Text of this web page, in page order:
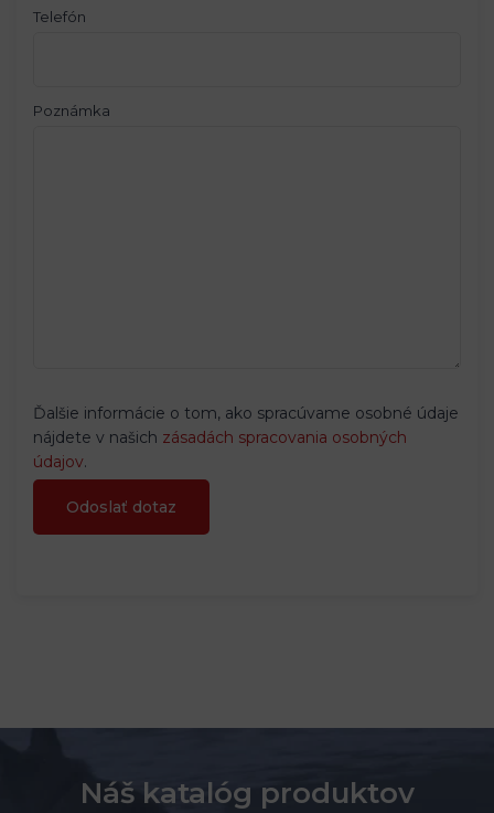
Telefón
Poznámka
Ďalšie informácie o tom, ako spracúvame osobné údaje
nájdete v našich zásadách spracovania osobných
údajov.
Náš katalóg produktov